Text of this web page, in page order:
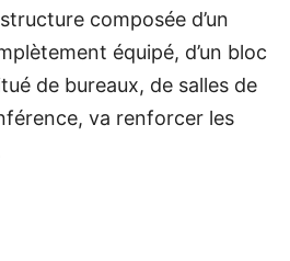
composée d’un
équipé, d’un bloc
de bureaux, de salles de
va renforcer les